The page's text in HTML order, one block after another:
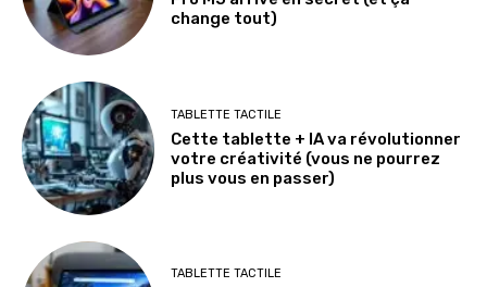
change tout)
TABLETTE TACTILE
Cette tablette + IA va révolutionner
votre créativité (vous ne pourrez
plus vous en passer)
TABLETTE TACTILE